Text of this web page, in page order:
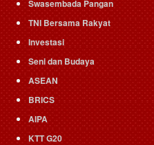
Swasembada Pangan
TNI Bersama Rakyat
Investasi
Seni dan Budaya
ASEAN
BRICS
AIPA
KTT G20